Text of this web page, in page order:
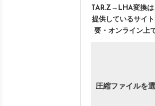
TAR.Z → LHA変換は
提供しているサイト
要・オンライン上
圧縮ファイルを